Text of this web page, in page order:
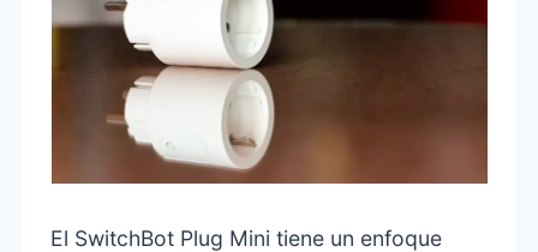
El SwitchBot Plug Mini tiene un enfoque